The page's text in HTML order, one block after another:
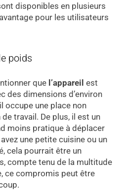
disponibles en plusieurs
pour les utilisateurs
poids
que l’appareil est
des dimensions d’environ
occupe une place non
travail. De plus, il est un
moins pratique à déplacer
une petite cuisine ou un
cela pourrait être un
compte tenu de la multitude
ce compromis peut être